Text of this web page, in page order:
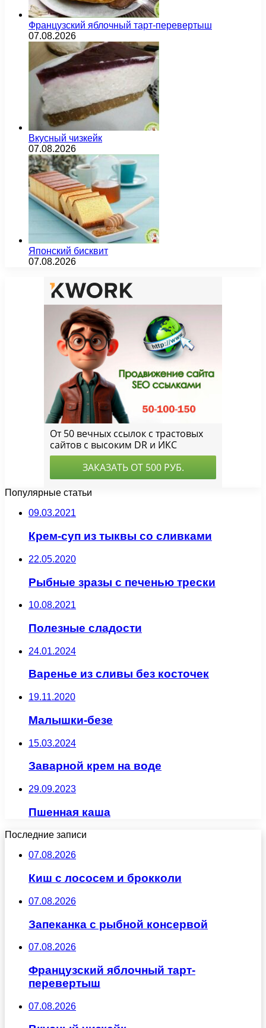
Французский яблочный тарт-перевертыш
07.08.2026
Вкусный чизкейк
07.08.2026
Японский бисквит
07.08.2026
Популярные статьи
09.03.2021
Крем-суп из тыквы со сливками
22.05.2020
Рыбные зразы с печенью трески
10.08.2021
Полезные сладости
24.01.2024
Варенье из сливы без косточек
19.11.2020
Малышки-безе
15.03.2024
Заварной крем на воде
29.09.2023
Пшенная каша
Последние записи
07.08.2026
Киш с лососем и брокколи
07.08.2026
Запеканка с рыбной консервой
07.08.2026
Французский яблочный тарт-
перевертыш
07.08.2026